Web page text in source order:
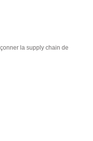
la supply chain de